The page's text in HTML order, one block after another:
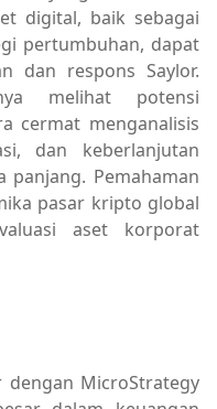
digital, baik sebagai
pertumbuhan, dapat
dan respons Saylor.
melihat potensi
cermat menganalisis
dan keberlanjutan
Pemahaman
pasar kripto global
aset korporat
dengan MicroStrategy